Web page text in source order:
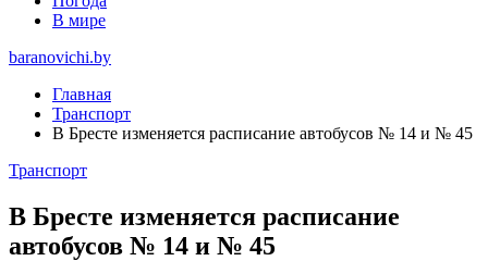
В мире
baranovichi.by
Главная
Транспорт
В Бресте изменяется расписание автобусов № 14 и № 45
Транспорт
В Бресте изменяется расписание
автобусов № 14 и № 45